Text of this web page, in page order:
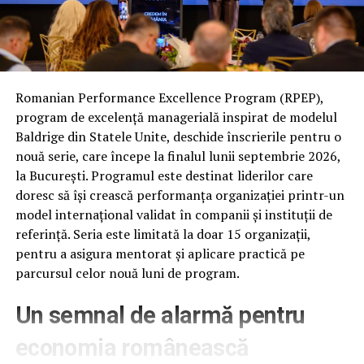
utilizatorii noștri o acordă produselor companiei noastre.
Suntem profund angajați să continuăm avansul în
industrie, să depășim calitatea excepțională a imaginii și
să oferim experiențe din ce în ce mai semnificative și
valoroase” , a declaratSW Yong, President and Head
of Visual Display Business, Samsung Electronics.
La CES 2024, Samsung Electronics a dezvăluit
revoluționarul procesor NQ8 AI Gen3, anunțând
începutul Ereii Ecranelor AI. Avansul în chipseturi de
ultimă generație și capacitățile acestora sunt menite să
redefinească domeniul televizoarelor inteligente,
integrând o inteligență artificială sofisticată, alimentată
de sistemul de operare Tizen OS, pentru a poziționa
ecranele AI în centrul inovației caselor inteligente.
Anul 2024 se preconizează a fi încă un an plin de
inovații semnificative pentru Samsung, începând chiar
Romanian Performance Excellence Program (RPEP),
program de excelență managerială inspirat de modelul
Baldrige din Statele Unite, deschide înscrierile pentru o
nouă serie, care începe la finalul lunii septembrie 2026,
la București. Programul este destinat liderilor care
doresc să își crească performanța organizației printr-un
model internațional validat în companii și instituții de
referință. Seria este limitată la doar 15 organizații,
pentru a asigura mentorat și aplicare practică pe
parcursul celor nouă luni de program.
Un semnal de alarmă pentru
economia românească